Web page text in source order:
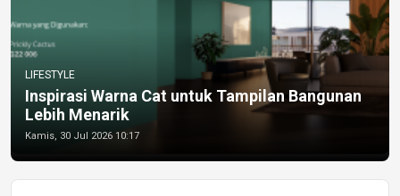
LIFESTYLE
Inspirasi Warna Cat untuk Tampilan Bangunan
Lebih Menarik
Kamis, 30 Jul 2026 10:17